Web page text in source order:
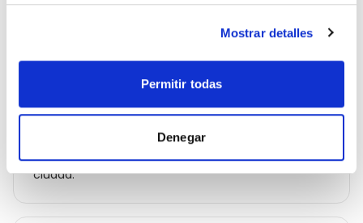
Mostrar detalles
Permitir todas
Denegar
Estrategia geolocalizada por barrio
Construimos un plan específico para Las Palmas de
Gran Canaria: palabras clave por distrito (Vegueta,
Triana, Mesa y López, Las Canteras…), ángulos de
campaña para tu cliente local y oferta diferencial
frente a los otros despacho de abogados de la
ciudad.